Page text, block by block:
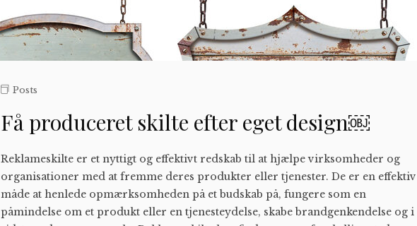
Posts
Få produceret skilte efter eget design￼
Reklameskilte er et nyttigt og effektivt redskab til at hjælpe virksomheder og
organisationer med at fremme deres produkter eller tjenester. De er en effektiv
måde at henlede opmærksomheden på et budskab på, fungere som en
påmindelse om et produkt eller en tjenesteydelse, skabe brandgenkendelse og i